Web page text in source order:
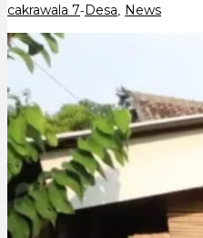
cakrawala 7-Desa News